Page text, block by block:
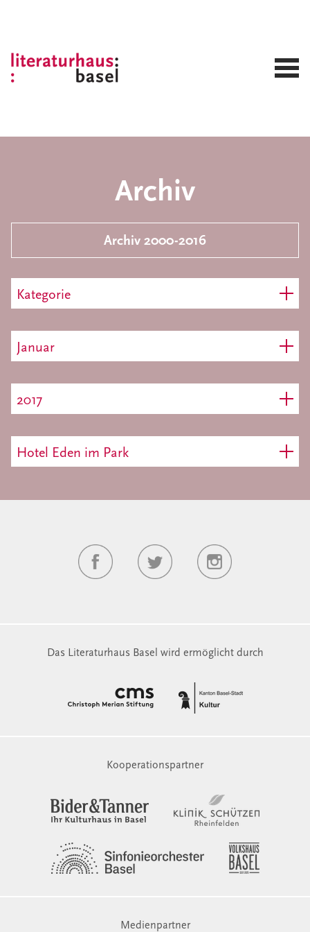
Archiv
Archiv 2000-2016
Kategorie
Januar
2017
Hotel Eden im Park
Das Literaturhaus Basel wird ermöglicht durch
Kooperationspartner
Medienpartner